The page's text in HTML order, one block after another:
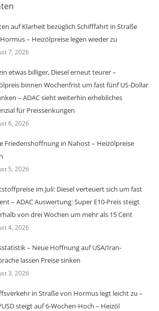
auf Klarheit bezüglich Schifffahrt in Straße
– Heizölpreise legen wieder zu
7, 2026
etwas billiger, Diesel erneut teurer –
binnen Wochenfrist um fast fünf US-Dollar
– ADAC sieht weiterhin erhebliches
für Preissenkungen
6, 2026
Friedenshoffnung in Nahost – Heizölpreise
5, 2026
im Juli: Diesel verteuert sich um fast
– ADAC Auswertung: Super E10-Preis steigt
von drei Wochen um mehr als 15 Cent
4, 2026
– Neue Hoffnung auf USA/Iran-
lassen Preise sinken
3, 2026
in Straße von Hormus legt leicht zu –
USD steigt auf 6-Wochen-Hoch – Heizöl